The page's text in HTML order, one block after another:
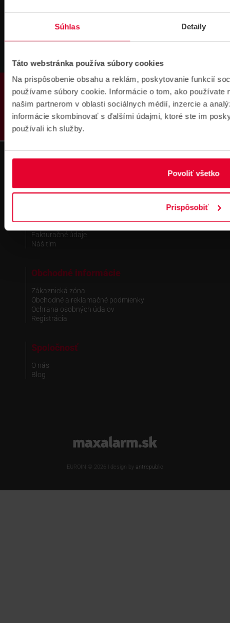
Súhlas Detaily
Táto webstránka používa súbory cookies
Na prispôsobenie obsahu a reklám, poskytovanie funkcií
používame súbory cookie. Informácie o tom, ako používate
našim partnerom v oblasti sociálnych médií, inzercie a
informácie skombinovať s ďalšími údajmi, ktoré ste im
používali ich služby.
Povoliť všetko
Prispôsobiť
PRODUKTY Fakturačné údaje
IČO: 36340804 | DIČ: 2021919658
IBAN : SK51 1100 0000 0029 4205 9929
odd.: Sa, vl. č.: 7597/B
Fakturačné údaje
Náš tím
Obchodné informácie
Zákaznická zóna
Obchodné a reklamačné podmienky
Ochrana osobných údajov
Registrácia
Spoločnosť
O nás
Blog
www.maxalarm.sk
EUROIN © 2026 | design by antrepublic